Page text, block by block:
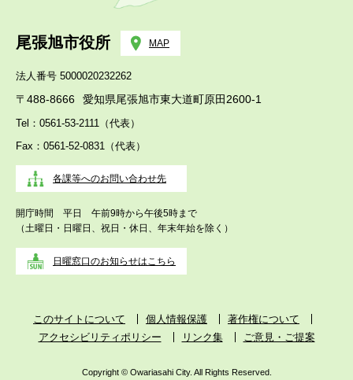
尾張旭市役所 MAP
法人番号 5000020232262
〒488-8666 愛知県尾張旭市東大道町原田2600-1
Tel：0561-53-2111（代表）
Fax：0561-52-0831（代表）
各課等へのお問い合わせ先
開庁時間 平日 午前9時から午後5時まで
（土曜日・日曜日、祝日・休日、年末年始を除く）
日曜窓口のお知らせはこちら
このサイトについて 個人情報保護
著作権について
アクセシビリティポリシー
リンク集 ご意見・ご提案
Copyright © Owariasahi City. All Rights Reserved.